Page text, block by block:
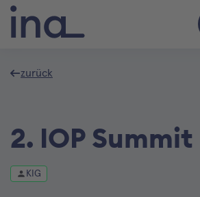
zurück
2. IOP Summit
KIG